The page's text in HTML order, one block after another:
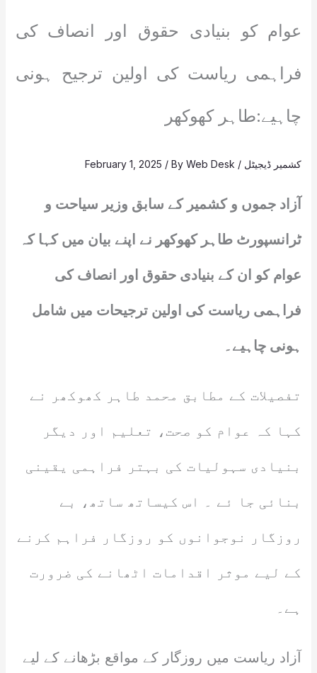
عوام کو بنیادی حقوق اور انصاف کی
فراہمی ریاست کی اولین ترجیح ہونی
چاہیے:طاہر کھوکھر
کشمیر ڈیجیٹل /
February 1, 2025 / ByWeb Desk
آزاد جموں و کشمیر کے سابق وزیر سیاحت و
ٹرانسپورٹ طاہر کھوکھر نے اپنے بیان میں کہا کہ
عوام کو ان کے بنیادی حقوق اور انصاف کی
فراہمی ریاست کی اولین ترجیحات میں شامل
ہونی چاہیے۔
تفصیلات کے مطابق محمد طاہر کھوکھر نے
کہا کہ عوام کو صحت، تعلیم اور دیگر
بنیادی سہولیات کی بہتر فراہمی یقینی
بنائی جا ئے ۔ اس کیساتھ ساتھ، بے
روزگار نوجوانوں کو روزگار فراہم کرنے
کے لیے موثر اقدامات اٹھانے کی ضرورت
ہے۔
آزاد ریاست میں روزگار کے مواقع بڑھانے کے لیے